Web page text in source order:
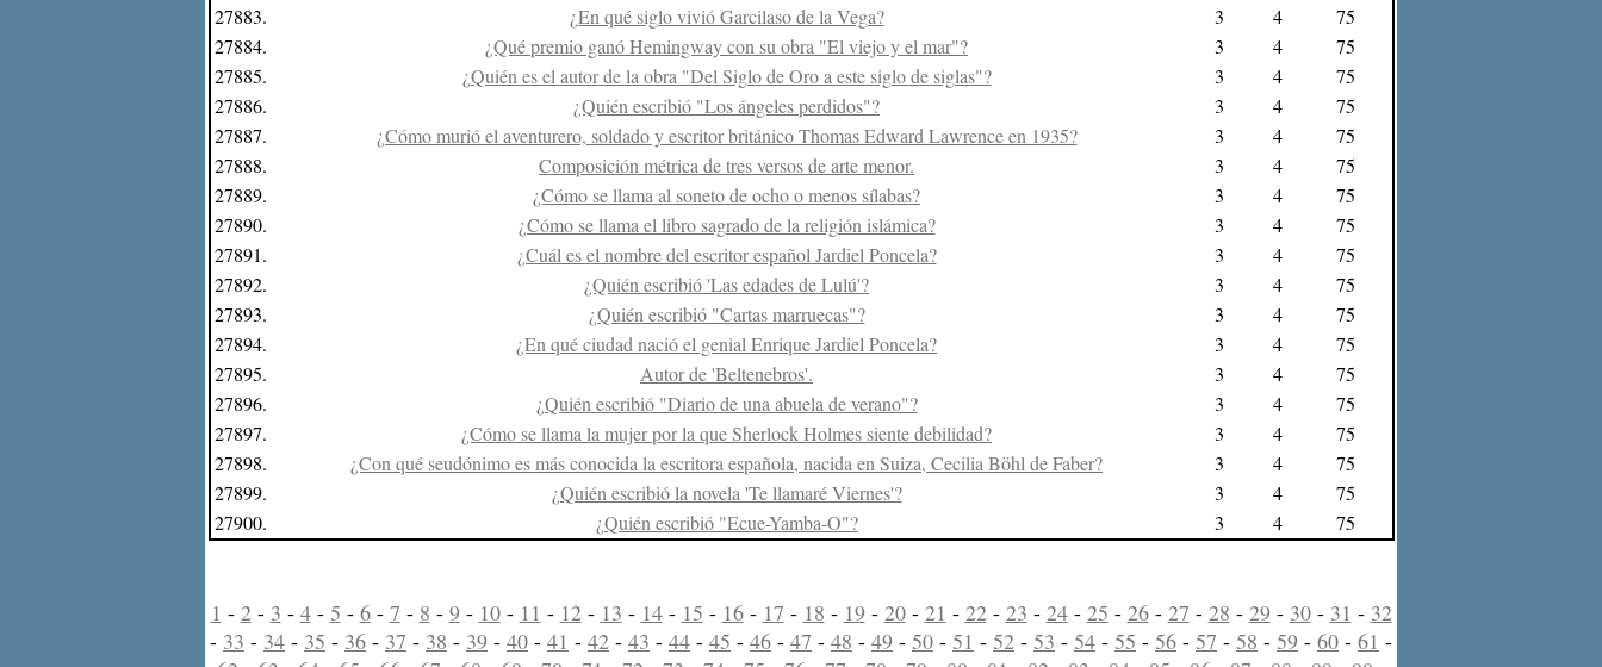
27883.
¿En qué siglo vivió Garcilaso de la Vega? 3 4
75
27884.
¿Qué premio ganó Hemingway con su obra "El viejo y el mar"? 3 4
75
27885.
¿Quién es el autor de la obra "Del Siglo de Oro a este siglo de siglas"? 3 4
75
27886.
¿Quién escribió "Los ángeles perdidos"? 3 4
75
27887.
¿Cómo murió el aventurero, soldado y escritor británico Thomas Edward Lawrence en 1935? 3 4
75
27888.
Composición métrica de tres versos de arte menor. 3 4
75
27889.
¿Cómo se llama al soneto de ocho o menos sílabas? 3 4
75
27890.
¿Cómo se llama el libro sagrado de la religión islámica? 3 4
75
27891.
¿Cuál es el nombre del escritor español Jardiel Poncela? 3 4
75
27892.
¿Quién escribió 'Las edades de Lulú'? 3 4
75
27893.
¿Quién escribió "Cartas marruecas"? 3 4
75
27894.
¿En qué ciudad nació el genial Enrique Jardiel Poncela? 3 4
75
27895.
Autor de 'Beltenebros'. 3 4
75
27896.
¿Quién escribió "Diario de una abuela de verano"? 3 4
75
27897.
¿Cómo se llama la mujer por la que Sherlock Holmes siente debilidad? 3 4
75
27898.
¿Con qué seudónimo es más conocida la escritora española, nacida en Suiza, Cecilia Böhl de Faber? 3 4
75
27899.
¿Quién escribió la novela 'Te llamaré Viernes'? 3 4
75
27900.
¿Quién escribió "Ecue-Yamba-O"? 3 4 75
1 - 2 - 3 - 4- 5 - 6- 7 - 8 - 9- 10- 11 - 12 - 13 - 14- 15 - 16- 17 - 18 - 19- 20- 21 - 22 - 23 - 24- 25 - 26- 27 - 28 - 29- 30- 31 - 32
- 33 - 34 - 35 - 36 - 37 - 38 - 39 - 40 - 41 - 42 - 43 - 44 - 45 - 46 - 47 - 48 - 49 - 50 - 51 - 52 - 53 - 54 - 55 - 56 - 57 - 58 - 59 - 60 - 61 -